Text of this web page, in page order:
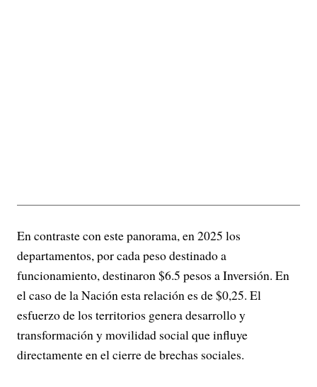
En contraste con este panorama, en 2025 los
departamentos, por cada peso destinado a
funcionamiento, destinaron $6.5 pesos a Inversión. En
el caso de la Nación esta relación es de $0,25. El
esfuerzo de los territorios genera desarrollo y
transformación y movilidad social que influye
directamente en el cierre de brechas sociales.